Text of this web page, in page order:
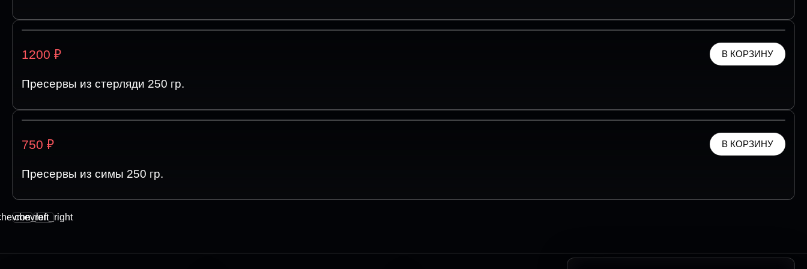
1200 ₽ В КОРЗИНУ
Пресервы из стерляди 250 гр.
750 ₽ В КОРЗИНУ
Пресервы из симы 250 гр.
chevron_right